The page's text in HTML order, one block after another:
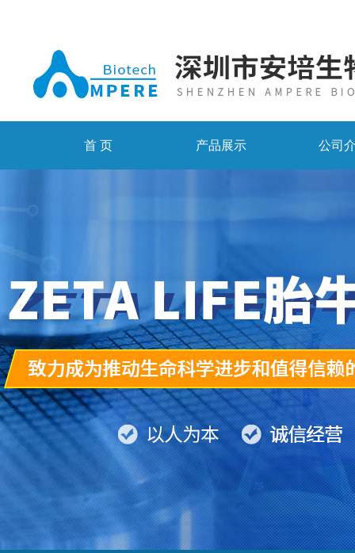
首 页 产品展示 公司